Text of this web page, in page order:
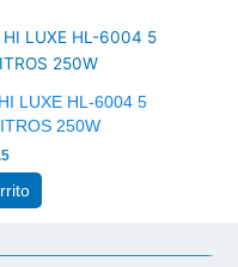
LUXE HL-6004 5
250W
actual
es:
$23.5.